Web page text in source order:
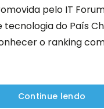
pelo IT
tecnologia do País
o ranking
Continue lendo